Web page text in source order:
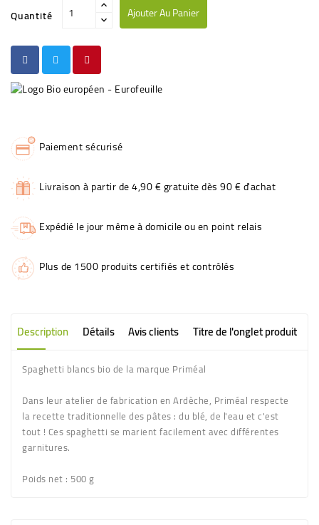
Quantité Ajouter Au Panier
Paiement sécurisé
Livraison à partir de 4,90 € gratuite dès 90 € d'achat
Expédié le jour même à domicile ou en point relais
Plus de 1500 produits certifiés et contrôlés
Description Détails Avis clients Titre de l'onglet produit
Spaghetti blancs bio de la marque Priméal
Dans leur atelier de fabrication en Ardèche, Priméal respecte
la recette traditionnelle des pâtes : du blé, de l'eau et c'est
tout ! Ces spaghetti se marient facilement avec différentes
garnitures.
Poids net : 500 g